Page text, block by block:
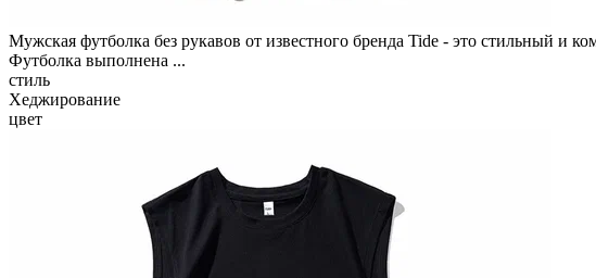
Мужская футболка без рукавов от известного бренда Tide - это стильный и
Футболка выполнена ...
стиль
Хеджирование
цвет